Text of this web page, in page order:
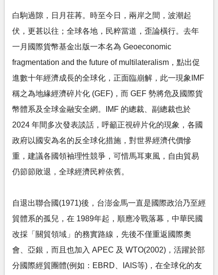
白駒過隙，日月荏苒。時至今日，兩岸之間，波潮起
伏，更甚以往；全球各地，民粹當道，歪論橫行。去年
一月國際貨幣基金出版一本名為 Geoeconomic
fragmentation and the future of multilateralism，點出促
進數十年經濟成長的全球化，正面臨崩解，此一現象IMF
稱之為地緣經濟碎片化 (GEF)，而 GEF 勢將危及國際貨
幣體系及全球金融安全網。IMF 的總裁、副總裁也於
2024 年間多次發表談話，呼籲正視碎片化的現象，各國
政府以國安為名的反全球化措施，對世界經濟代價慘
重，建議各國領袖理性競爭，可惜馬耳東風，自由貿易
仍節節敗退，全球經濟民粹依舊。
自退出聯合國(1971)後，台澎金馬一直是國際政治乃至經
貿體系的孤兒，在 1989年起，順應冷戰落幕，中華民國
改採「關貿領域」的務實路線，先後不僅重返國際奧
會、亞銀，而且也加入 APEC 及 WTO(2002)，活躍於部
分國際經貿團體(例如：EBRD、IAIS等)，在全球化的友